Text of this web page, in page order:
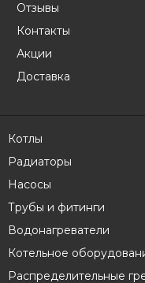
Отзывы
Контакты
Акции
Доставка
Котлы
Радиаторы
Насосы
Трубы и фитинги
Водонагреватели
Котельное
Распределительные